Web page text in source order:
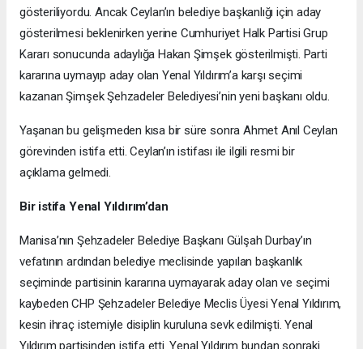
gösteriliyordu. Ancak Ceylan’ın belediye başkanlığı için aday
gösterilmesi beklenirken yerine Cumhuriyet Halk Partisi Grup
Kararı sonucunda adaylığa Hakan Şimşek gösterilmişti. Parti
kararına uymayıp aday olan Yenal Yıldırım’a karşı seçimi
kazanan Şimşek Şehzadeler Belediyesi’nin yeni başkanı oldu.
Yaşanan bu gelişmeden kısa bir süre sonra Ahmet Anıl Ceylan
görevinden istifa etti. Ceylan’ın istifası ile ilgili resmi bir
açıklama gelmedi.
Bir istifa Yenal Yıldırım’dan
Manisa’nın Şehzadeler Belediye Başkanı Gülşah Durbay’ın
vefatının ardından belediye meclisinde yapılan başkanlık
seçiminde partisinin kararına uymayarak aday olan ve seçimi
kaybeden CHP Şehzadeler Belediye Meclis Üyesi Yenal Yıldırım,
kesin ihraç istemiyle disiplin kuruluna sevk edilmişti. Yenal
Yıldırım partisinden istifa etti. Yenal Yıldırım bundan sonraki